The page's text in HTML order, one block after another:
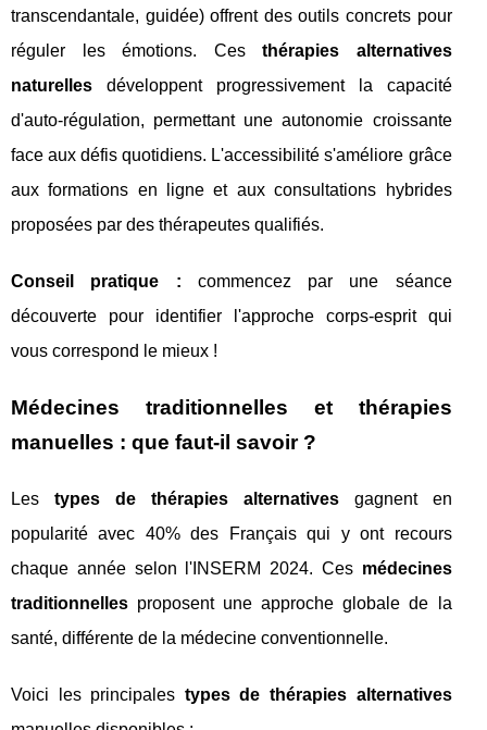
transcendantale, guidée) offrent des outils concrets pour
réguler les émotions. Cesthérapies alternatives
naturelles développent progressivement la capacité
d'auto-régulation, permettant une autonomie croissante
face aux défis quotidiens. L'accessibilité s'améliore grâce
aux formations en ligne et aux consultations hybrides
proposées par des thérapeutes qualifiés.
Conseil pratique : commencez par une séance
découverte pour identifier l'approche corps-esprit qui
vous correspond le mieux !
Médecines traditionnelles et thérapies
manuelles : que faut-il savoir ?
Les types de thérapies alternativesgagnent en
popularité avec 40% des Français qui y ont recours
chaque année selon l'INSERM 2024. Ces médecines
traditionnelles proposent une approche globale de la
santé, différente de la médecine conventionnelle.
Voici les principales types de thérapies alternatives